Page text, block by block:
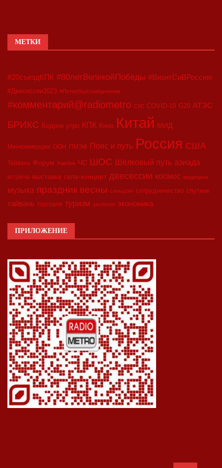
МЕТКИ
#20съездКПК #80летВеликойПобеды #ВизитСиВРоссию
#Двесессии2023 #Петербургскийдневник
#комментарий@radiometro CIIE COVID-19 G20 АТЭС
БРИКС Бодрое утро КПК Кино Китай МИД
Минкоммерции ООН ПМЭФ Пояс и путь Россия США
Тайвань Форум Харбин ЧС ШОС Шёлковый путь азиада
встреча выставка гала-концерт двесессии космос медицина
музыка праздник весны синьцзян сотрудничество спутник
тайвань торговля туризм экология экономика
ПРИЛОЖЕНИЕ